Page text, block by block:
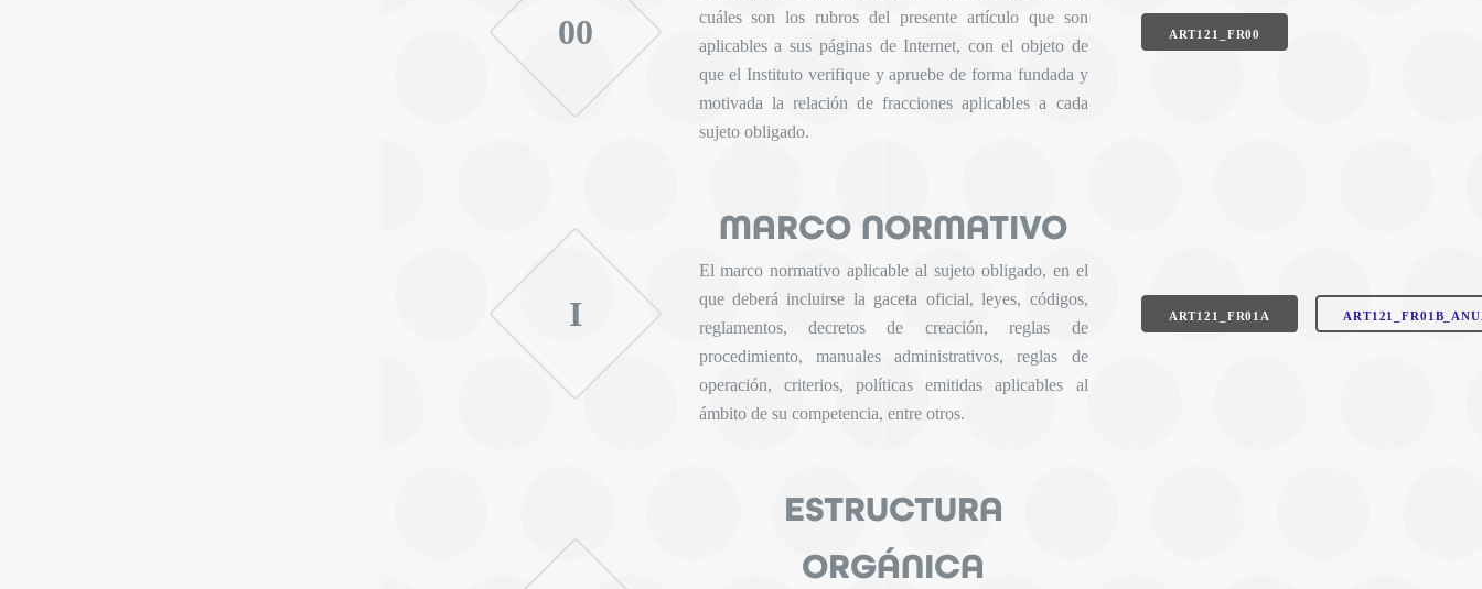
00
cuáles son los rubros del presente artículo que son
aplicables a sus páginas de Internet, con el objeto de
que el Instituto verifique y apruebe de forma fundada y
motivada la relación de fracciones aplicables a cada
sujeto obligado.
ART121_FR00
I
MARCO NORMATIVO
El marco normativo aplicable al sujeto obligado, en el
que deberá incluirse la gaceta oficial, leyes, códigos,
reglamentos, decretos de creación, reglas de
procedimiento, manuales administrativos, reglas de
operación, criterios, políticas emitidas aplicables al
ámbito de su competencia, entre otros.
ART121_FR01A
ESTRUCTURA
ORGÁNICA